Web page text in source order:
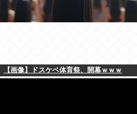
【画像】ドスケベ体育祭、開幕ｗｗｗ